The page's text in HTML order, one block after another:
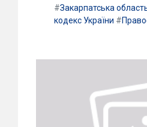
#Закарпатська
кодекс України #